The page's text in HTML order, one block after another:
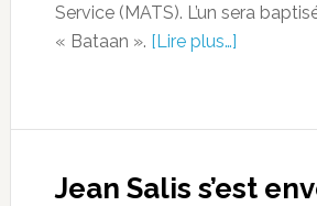
Service (MATS). L’un sera
« Bataan ». [Lire plus…]
Jean Salis s’est